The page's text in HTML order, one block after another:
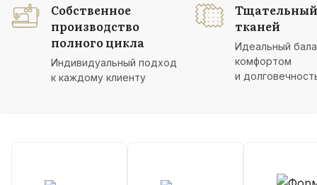
Собственное
производство
полного цикла
Индивидуальный подход
к каждому клиенту
тканей
Идеальный
комфортом
и